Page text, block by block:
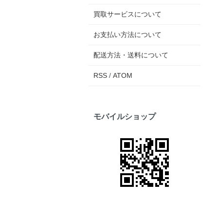
買取サービスについて
お支払い方法について
配送方法・送料について
RSS / ATOM
モバイルショップ